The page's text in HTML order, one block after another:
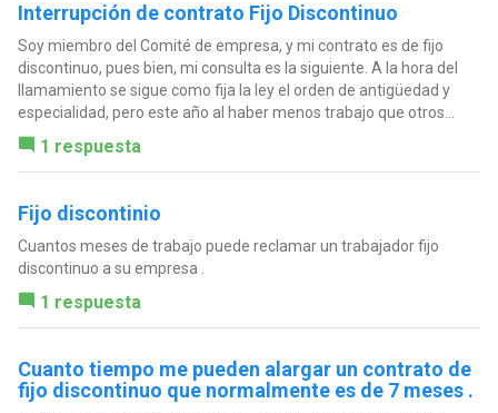
Interrupción de contrato Fijo Discontinuo
Soy miembro del Comité de empresa, y mi contrato es de fijo
discontinuo, pues bien, mi consulta es la siguiente. A la hora del
llamamiento se sigue como fija la ley el orden de antigüedad y
especialidad, pero este año al haber menos trabajo que otros...
1 respuesta
Fijo discontinio
Cuantos meses de trabajo puede reclamar un trabajador fijo
discontinuo a su empresa .
1 respuesta
Cuanto tiempo me pueden alargar un contrato de
fijo discontinuo que normalmente es de 7 meses .